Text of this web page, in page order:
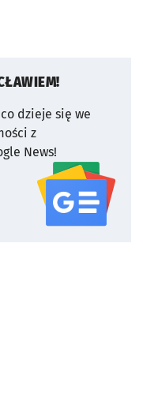
dzieje się we
z
News!
serwisu